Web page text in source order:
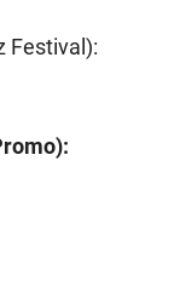
Festival):